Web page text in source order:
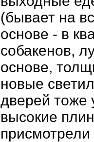
(бывает на
основе - в
собакенов,
основе,
новые
дверей тоже
высокие